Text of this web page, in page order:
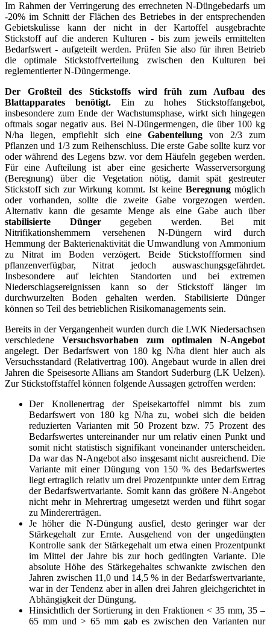
Im Rahmen der Verringerung des errechneten N-Düngebedarfs um
-20% im Schnitt der Flächen des Betriebes in der entsprechenden
Gebietskulisse kann der nicht in der Kartoffel ausgebrachte
Stickstoff auf die anderen Kulturen - bis zum jeweils ermittelten
Bedarfswert - aufgeteilt werden. Prüfen Sie also für ihren Betrieb
die optimale Stickstoffverteilung zwischen den Kulturen bei
reglementierter N-Düngermenge.
Der Großteil des Stickstoffs wird früh zum Aufbau des
Blattapparates benötigt. Ein zu hohes Stickstoffangebot,
insbesondere zum Ende der Wachstumsphase, wirkt sich hingegen
oftmals sogar negativ aus. Bei N-Düngermengen, die über 100 kg
N/ha liegen, empfiehlt sich eineGabenteilungvon 2/3 zum
Pflanzen und 1/3 zum Reihenschluss. Die erste Gabe sollte kurz vor
oder während des Legens bzw. vor dem Häufeln gegeben werden.
Für eine Aufteilung ist aber eine gesicherte Wasserversorgung
(Beregnung) über die Vegetation nötig, damit spät gestreuter
Stickstoff sich zur Wirkung kommt. Ist keine Beregnung möglich
oder vorhanden, sollte die zweite Gabe vorgezogen werden.
Alternativ kann die gesamte Menge als eine Gabe auch über
stabilisierte Düngergegeben werden. Bei mit
Nitrifikationshemmern versehenen N-Düngern wird durch
Hemmung der Bakterienaktivität die Umwandlung von Ammonium
zu Nitrat im Boden verzögert. Beide Stickstoffformen sind
pflanzenverfügbar, Nitrat jedoch auswaschungsgefährdet.
Insbesondere auf leichten Standorten und bei extremen
Niederschlagsereignissen kann so der Stickstoff länger im
durchwurzelten Boden gehalten werden. Stabilisierte Dünger
können so Teil des betrieblichen Risikomanagements sein.
Bereits in der Vergangenheit wurden durch die LWK Niedersachsen
verschiedene Versuchsvorhaben zum optimalen N-Angebot
angelegt. Der Bedarfswert von 180 kg N/ha dient hier auch als
Versuchsstandard (Relativertrag 100). Angebaut wurde in allen drei
Jahren die Speisesorte Allians am Standort Suderburg (LK Uelzen).
Zur Stickstoffstaffel können folgende Aussagen getroffen werden:
Der Knollenertrag der Speisekartoffel nimmt bis zum
Bedarfswert von 180 kg N/ha zu, wobei sich die beiden
reduzierten Varianten mit 50 Prozent bzw. 75 Prozent des
Bedarfswertes untereinander nur um relativ einen Punkt und
somit nicht statistisch signifikant voneinander unterscheiden.
Da war das N-Angebot also insgesamt nicht ausreichend. Die
Variante mit einer Düngung von 150 % des Bedarfswertes
liegt ertraglich relativ um drei Prozentpunkte unter dem Ertrag
der Bedarfswertvariante. Somit kann das größere N-Angebot
nicht mehr in Mehrertrag umgesetzt werden und führt sogar
zu Mindererträgen.
Je höher die N-Düngung ausfiel, desto geringer war der
Stärkegehalt zur Ernte. Ausgehend von der ungedüngten
Kontrolle sank der Stärkegehalt um etwa einen Prozentpunkt
im Mittel der Jahre bis zur hoch gedüngten Variante. Die
absolute Höhe des Stärkegehaltes schwankte zwischen den
Jahren zwischen 11,0 und 14,5 % in der Bedarfswertvariante,
war in der Tendenz aber in allen drei Jahren gleichgerichtet in
Abhängigkeit der Düngung.
Hinsichtlich der Sortierung in den Fraktionen < 35 mm, 35 –
65 mm und > 65 mm gab es zwischen den Varianten nur